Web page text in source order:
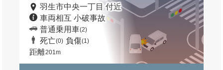
羽生市中央一丁目 付近
車両相互 小破事故
普通乗用車(2)
死亡(0) 負傷(1)
距離201m